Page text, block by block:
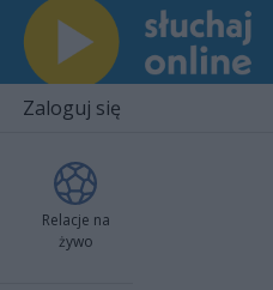
Zaloguj się
Relacje na
żywo